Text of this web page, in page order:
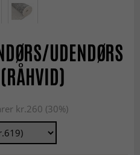
UDENDØRS
kr.260 (30%)